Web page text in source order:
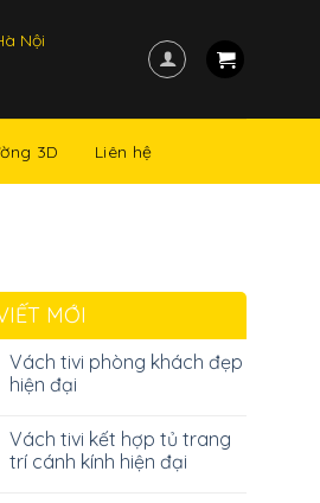
Nội
3D Liên hệ
MỚI
Vách tivi phòng khách đẹp
hiện đại
Vách tivi kết hợp tủ trang
trí cánh kính hiện đại